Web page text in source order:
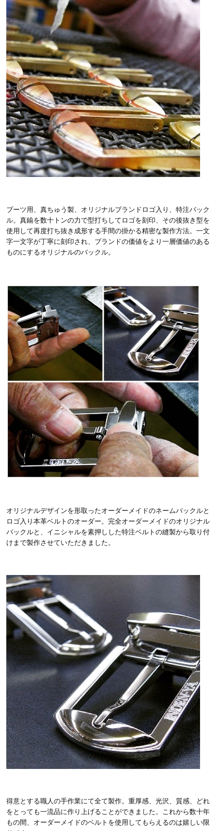
ブーツ用、真ちゅう製、オリジナルブランドロゴ入り、特注バック
ル。真鍮を数十トンの力で型打ちしてロゴを刻印、その後抜き型を
使用して再度打ち抜き成形する手間の掛かる精密な製作方法。一文
字一文字が丁寧に刻印され、ブランドの価値をより一層価値のある
ものにするオリジナルのバックル。
オリジナルデザインを形取ったオーダーメイドのネームバックルと
ロゴ入り本革ベルトのオーダー。完全オーダーメイドのオリジナル
バックルと、イニシャルを素押しした特注ベルトの縫製から取り付
けまで製作させていただきました。
得意とする職人の手作業にて全て製作。重厚感、光沢、質感、どれ
をとっても一流品に作り上げることができました。これから数十年
もの間、オーダーメイドのベルトを使用してもらえるのは嬉しい限